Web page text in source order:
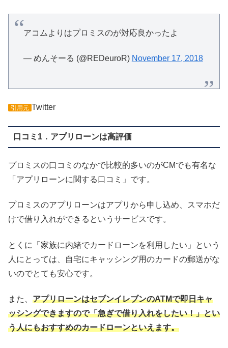
アコムよりはプロミスのが対応良かったよ
— めんそーる (@REDeuroR) November 17, 2018
引用元 Twitter
口コミ1．アプリローンは高評価
プロミスの口コミのなかで比較的多いのがCMでも有名な
「アプリローンに関する口コミ」です。
プロミスのアプリローンはアプリから申し込め、スマホだ
けで借り入れができるというサービスです。
とくに「家族に内緒でカードローンを利用したい」という
人にとっては、自宅にキャッシング用のカードの郵送がな
いのでとても安心です。
また、 アプリローンはセブンイレブンのATMで即日キャ
ッシングできますので「急ぎで借り入れをしたい！」とい
う人にもおすすめのカードローンといえます。